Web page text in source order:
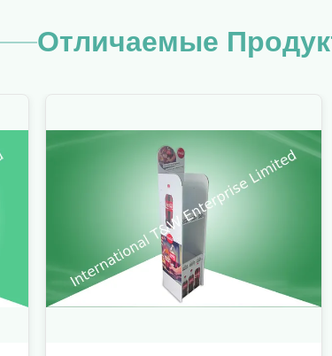
Отличаемые